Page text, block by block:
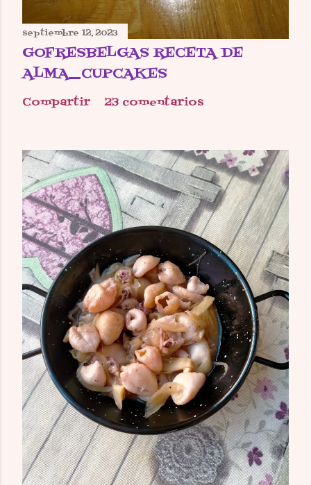
septiembre 12, 2023
GOFRESBELGAS RECETA DE
ALMA_CUPCAKES
Compartir 23 comentarios